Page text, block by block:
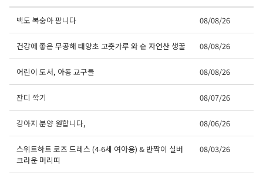
백도 복숭아 팜니다 08/08/26
건강에 좋은 무공해 태양초 고춧가루 와 순 자연산 생꿀 08/08/26
어린이 도서, 아동 교구들 08/08/26
잔디 깍기 08/07/26
강아지 분양 원합니다, 08/06/26
스위트하트 로즈 드레스 (4-6세 여아용) & 반짝이 실버
크라운 머리띠
08/03/26